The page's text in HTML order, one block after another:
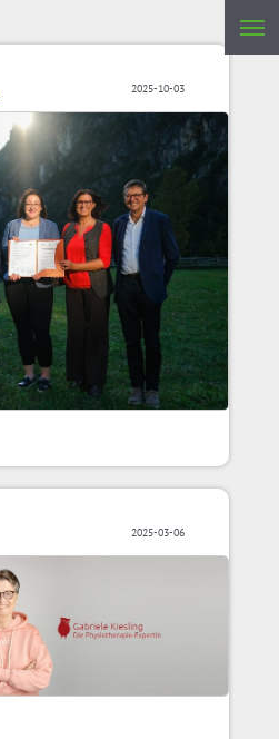
2025-10-03
2025-03-06